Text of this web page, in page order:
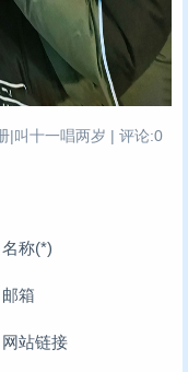
|叫十一唱两岁 | 评论:0
名称(*)
邮箱
网站链接